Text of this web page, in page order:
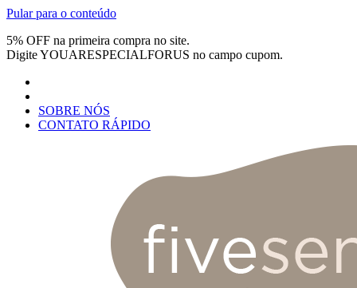
Pular para o conteúdo
5% OFF na primeira compra no site.
DigiteYOUARESPECIALFORUS no campo cupom.
SOBRE NÓS
CONTATO RÁPIDO